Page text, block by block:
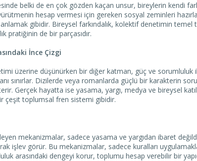
belki de en çok gözden kaçan unsur, bireylerin kendi
hesap vermesi için gereken sosyal zeminleri
gibidir. Bireysel farkındalık, kolektif denetimin
pratiğinin de bir parçasıdır.
İnce Çizgi
üzerine düşünürken bir diğer katman, güç ve sorumluluk
sınırlar. Dizilerde veya romanlarda güçlü bir karakterin
Gerçek hayatta ise yasama, yargı, medya ve bireysel
çeşit toplumsal fren sistemi gibidir.
mekanizmalar, sadece yasama ve yargıdan ibaret
işlev görür. Bu mekanizmalar, sadece kuralları
arasındaki dengeyi korur, toplumu hesap verebilir bir